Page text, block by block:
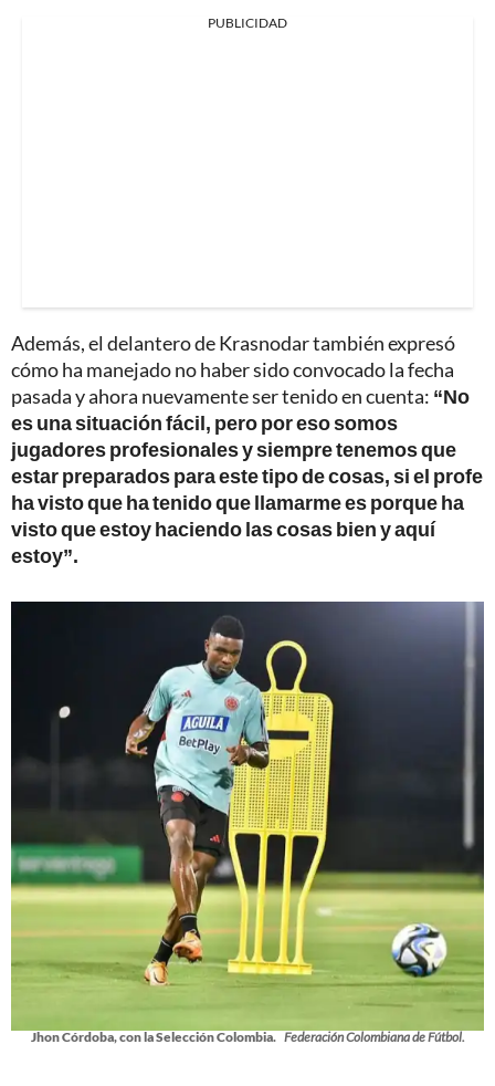
PUBLICIDAD
Además, el delantero de Krasnodar también expresó
cómo ha manejado no haber sido convocado la fecha
pasada y ahora nuevamente ser tenido en cuenta: “No
es una situación fácil, pero por eso somos
jugadores profesionales y siempre tenemos que
estar preparados para este tipo de cosas, si el profe
ha visto que ha tenido que llamarme es porque ha
visto que estoy haciendo las cosas bien y aquí
estoy”.
Jhon Córdoba, con la Selección Colombia. Federación Colombiana de Fútbol.